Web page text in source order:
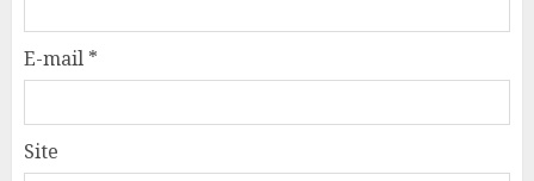
E-mail *
Site